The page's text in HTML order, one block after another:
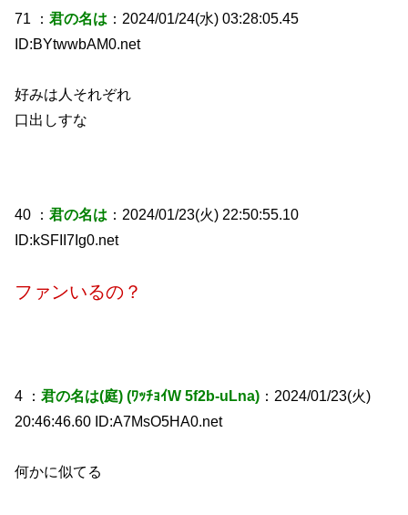
71 ：君の名は ：2024/01/24(水) 03:28:05.45
ID:BYtwwbAM0.net
好みは人それぞれ
口出しすな
40 ：君の名は ：2024/01/23(火) 22:50:55.10
ID:kSFII7Ig0.net
ファンいるの？
4 ：君の名は(庭) (ﾜｯﾁｮｲW 5f2b-uLna) ：2024/01/23(火)
20:46:46.60 ID:A7MsO5HA0.net
何かに似てる